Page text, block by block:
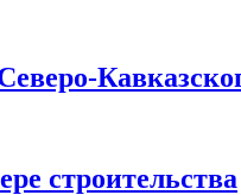
строительства